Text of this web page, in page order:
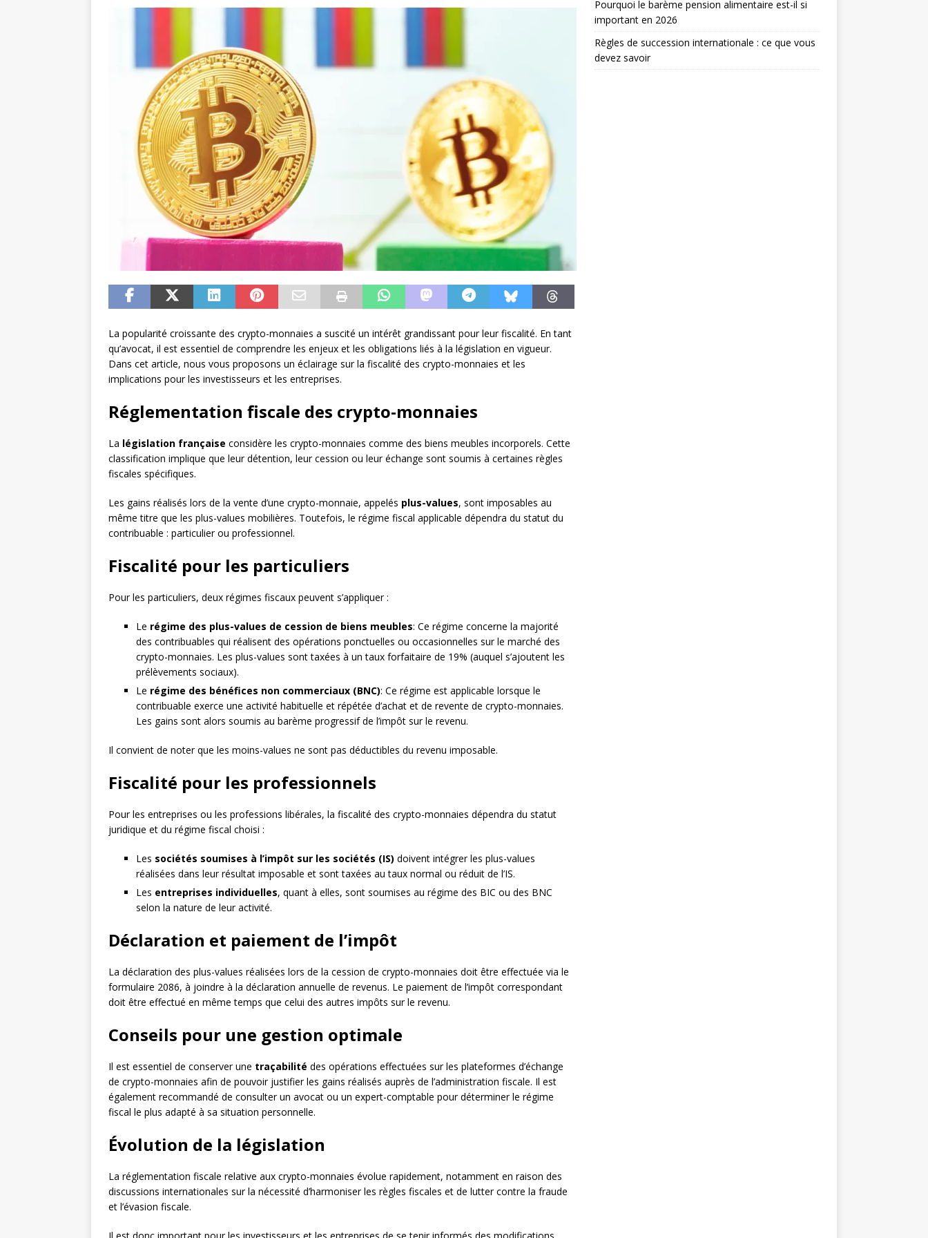
La popularité croissante des crypto-monnaies a suscité un intérêt grandissant pour leur fiscalité. En tant
qu’avocat, il est essentiel de comprendre les enjeux et les obligations liés à la législation en vigueur.
Dans cet article, nous vous proposons un éclairage sur la fiscalité des crypto-monnaies et les
implications pour les investisseurs et les entreprises.
Réglementation fiscale des crypto-monnaies
La législation française considère les crypto-monnaies comme des biens meubles incorporels. Cette
classification implique que leur détention, leur cession ou leur échange sont soumis à certaines règles
fiscales spécifiques.
Les gains réalisés lors de la vente d’une crypto-monnaie, appelés plus-values, sont imposables au
même titre que les plus-values mobilières. Toutefois, le régime fiscal applicable dépendra du statut du
contribuable : particulier ou professionnel.
Fiscalité pour les particuliers
Pour les particuliers, deux régimes fiscaux peuvent s’appliquer :
Le régime des plus-values de cession de biens meubles: Ce régime concerne la majorité
des contribuables qui réalisent des opérations ponctuelles ou occasionnelles sur le marché des
crypto-monnaies. Les plus-values sont taxées à un taux forfaitaire de 19% (auquel s’ajoutent les
prélèvements sociaux).
Le régime des bénéfices non commerciaux (BNC): Ce régime est applicable lorsque le
contribuable exerce une activité habituelle et répétée d’achat et de revente de crypto-monnaies.
Les gains sont alors soumis au barème progressif de l’impôt sur le revenu.
Il convient de noter que les moins-values ne sont pas déductibles du revenu imposable.
Fiscalité pour les professionnels
Pour les entreprises ou les professions libérales, la fiscalité des crypto-monnaies dépendra du statut
juridique et du régime fiscal choisi :
Les sociétés soumises à l’impôt sur les sociétés (IS) doivent intégrer les plus-values
réalisées dans leur résultat imposable et sont taxées au taux normal ou réduit de l’IS.
Les entreprises individuelles, quant à elles, sont soumises au régime des BIC ou des BNC
selon la nature de leur activité.
Déclaration et paiement de l’impôt
La déclaration des plus-values réalisées lors de la cession de crypto-monnaies doit être effectuée via le
formulaire 2086, à joindre à la déclaration annuelle de revenus. Le paiement de l’impôt correspondant
doit être effectué en même temps que celui des autres impôts sur le revenu.
Conseils pour une gestion optimale
Il est essentiel de conserver une traçabilité des opérations effectuées sur les plateformes d’échange
de crypto-monnaies afin de pouvoir justifier les gains réalisés auprès de l’administration fiscale. Il est
également recommandé de consulter un avocat ou un expert-comptable pour déterminer le régime
fiscal le plus adapté à sa situation personnelle.
Évolution de la législation
La réglementation fiscale relative aux crypto-monnaies évolue rapidement, notamment en raison des
discussions internationales sur la nécessité d’harmoniser les règles fiscales et de lutter contre la fraude
et l’évasion fiscale.
Pourquoi le barème pension alimentaire est-il si
important en 2026
Règles de succession internationale : ce que vous
devez savoir